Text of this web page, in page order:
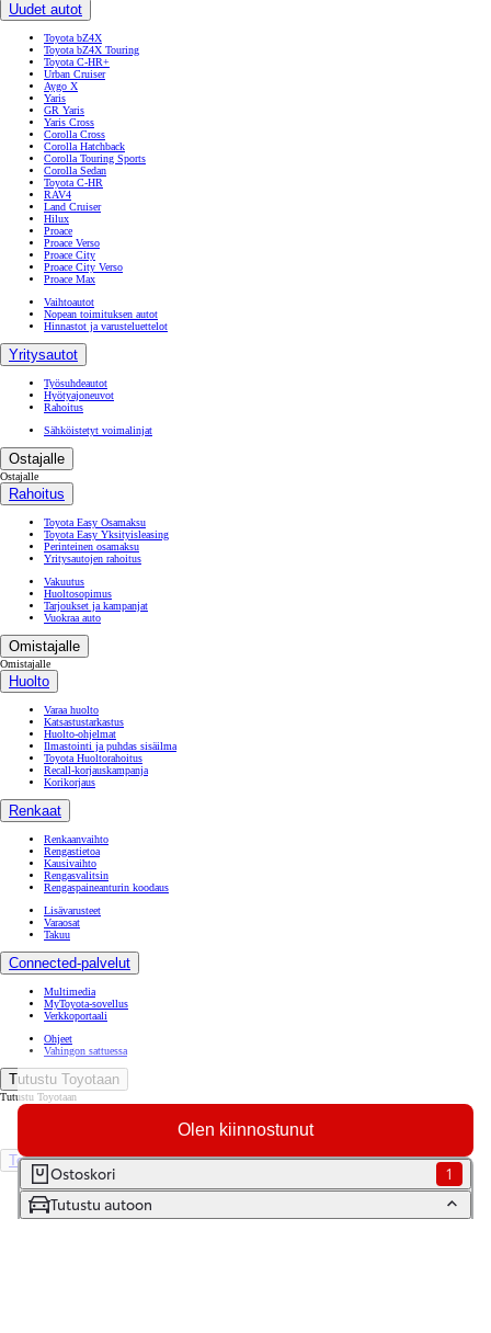
Olen kiinnostunut
Ostoskori
1
Tutustu autoon
Uudet autot
Toyota bZ4X
Toyota bZ4X Touring
Toyota C-HR+
Urban Cruiser
Aygo X
Yaris
GR Yaris
Yaris Cross
Corolla Cross
Corolla Hatchback
Corolla Touring Sports
Corolla Sedan
Toyota C-HR
RAV4
Land Cruiser
Hilux
Proace
Proace Verso
Proace City
Proace City Verso
Proace Max
Vaihtoautot
Nopean toimituksen autot
Hinnastot ja varusteluettelot
Yritysautot
Työsuhdeautot
Hyötyajoneuvot
Rahoitus
Sähköistetyt voimalinjat
Ostajalle
Ostajalle
Rahoitus
Toyota Easy Osamaksu
Toyota Easy Yksityisleasing
Perinteinen osamaksu
Yritysautojen rahoitus
Vakuutus
Huoltosopimus
Tarjoukset ja kampanjat
Vuokraa auto
Omistajalle
Omistajalle
Huolto
Varaa huolto
Katsastustarkastus
Huolto-ohjelmat
Ilmastointi ja puhdas sisäilma
Toyota Huoltorahoitus
Recall-korjauskampanja
Korikorjaus
Renkaat
Renkaanvaihto
Rengastietoa
Kausivaihto
Rengasvalitsin
Rengaspaineanturin koodaus
Lisävarusteet
Varaosat
Takuu
Connected-palvelut
Multimedia
MyToyota-sovellus
Verkkoportaali
Ohjeet
Vahingon sattuessa
Tutustu Toyotaan
Tutustu Toyotaan
Toyota Suomessa
Toyotan lehdistöpankki
Yhdessä pidemmälle